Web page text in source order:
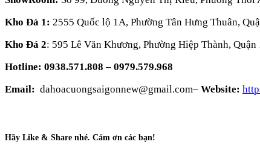
Kho Đá 1: 2555 Quốc lộ 1A, Phường Tân Hưng Thuân,
Kho Đá 2: 595 Lê Văn Khương, Phường Hiệp Thành, Quận
Hotline: 0938.571.808 – 0979.579.968
Email: dahoacuongsaigonnew@gmail.com– Website:
Hãy Like & Share nhé. Cảm ơn các bạn!